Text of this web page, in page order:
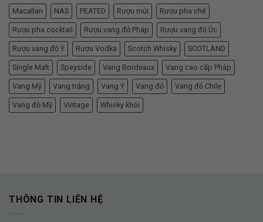
Macallan NAS PEATED Rượu mùi Rượu pha chế
Rượu pha cocktail Rượu vang đỏ Pháp Rượu vang đỏ Úc
Rượu vang đỏ Ý Rượu Vodka Scotch Whisky SCOTLAND
Single Malt Speyside Vang Bordeaux Vang cao cấp Pháp
Vang Mỹ Vang trắng Vang Ý Vang đỏ Vang đỏ Chile
Vang đỏ Mỹ Vintage Whisky khói
THÔNG TIN LIÊN HỆ